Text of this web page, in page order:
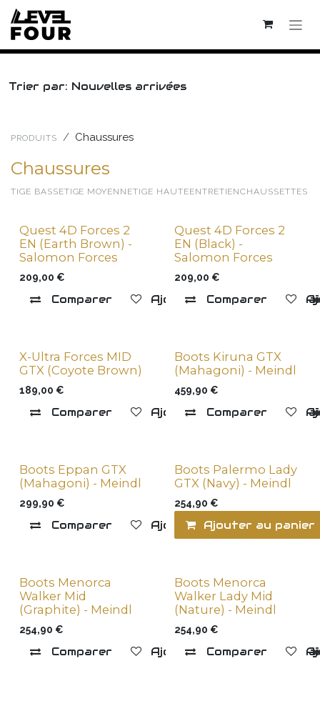
Se rendre au contenu
Trier par: Nouvelles arrivées
PRODUITS Chaussures
Chaussures
TIGE BASSETIGE MOYENNETIGE HAUTEENTRETIENCHAUSSETTES
Quest 4D Forces 2
EN (Earth Brown) -
Salomon Forces
209,00 €
Comparer Ajouter à la liste de
Quest 4D Forces 2
EN (Black) -
Salomon Forces
209,00 €
Comparer
X-Ultra Forces MID
GTX (Coyote Brown)
189,00 €
Comparer Ajouter à la liste de
Boots Kiruna GTX
(Mahagoni) - Meindl
459,90 €
Comparer
Boots Eppan GTX
(Mahagoni) - Meindl
299,90 €
Comparer Ajouter à la liste de
Boots Palermo Lady
GTX (Navy) - Meindl
254,90 €
Ajouter au panier
Boots Menorca
Walker Mid
(Graphite) - Meindl
254,90 €
Comparer Ajouter à la liste de
Boots Menorca
Walker Lady Mid
(Nature) - Meindl
254,90 €
Comparer